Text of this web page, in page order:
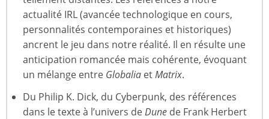
actualité IRL (avancée technologique en cours,
personnalités contemporaines et historiques)
ancrent le jeu dans notre réalité. Il en résulte une
anticipation romancée mais cohérente, évoquant
un mélange entre Globalia etMatrix.
Du Philip K. Dick, du Cyberpunk, des références
dans le texte à l’univers deDune de Frank Herbert